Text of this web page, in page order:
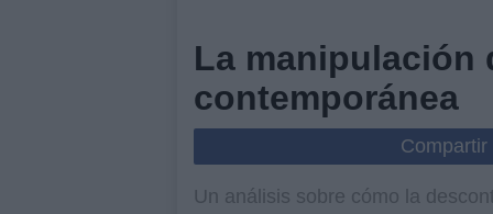
La manipulación
contemporánea
Un análisis sobre cómo la